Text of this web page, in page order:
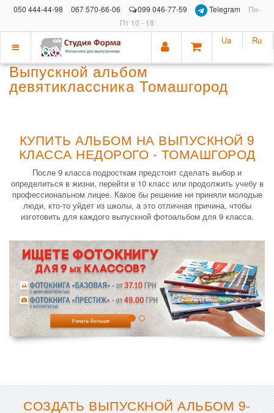
050 444-44-98 067 570-66-06 099 046-77-59 Telegram
Пн-
Пт 10 - 18
Показать
меню
Ua Ru
Выпускной альбом
девятиклассника Томашгород
КУПИТЬ АЛЬБОМ НА ВЫПУСКНОЙ 9
КЛАССА НЕДОРОГО - ТОМАШГОРОД
После 9 класса подросткам предстоит сделать выбор и
определиться в жизни, перейти в 10 класс или продолжить учебу в
профессиональном лицее. Какое бы решение ни приняли молодые
люди, кто-то уйдет из школы, а это отличная причина, чтобы
изготовить для каждого выпускной фотоальбом для 9 класса.
СОЗДАТЬ ВЫПУСКНОЙ АЛЬБОМ 9-